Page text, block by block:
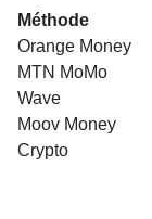
Méthode
Orange Money
MTN MoMo
Wave
Moov Money
Crypto